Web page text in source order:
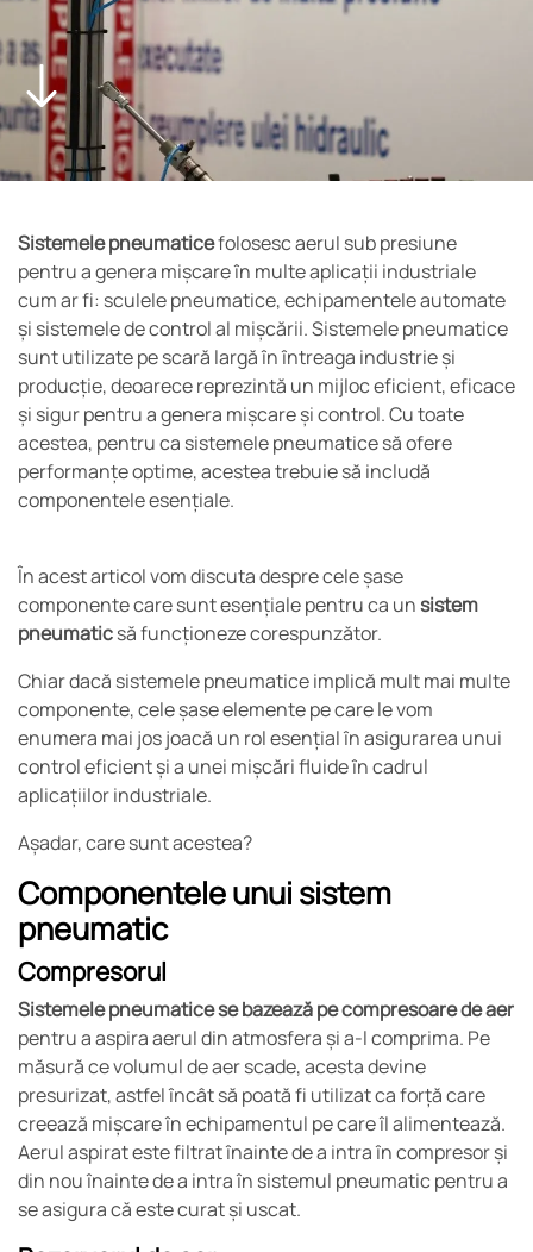
Sistemele pneumaticefolosesc aerul sub presiune
pentru a genera mișcare în multe aplicații industriale
cum ar fi: sculele pneumatice, echipamentele automate
și sistemele de control al mișcării. Sistemele pneumatice
sunt utilizate pe scară largă în întreaga industrie și
producție, deoarece reprezintă un mijloc eficient, eficace
și sigur pentru a genera mișcare și control. Cu toate
acestea, pentru ca sistemele pneumatice să ofere
performanțe optime, acestea trebuie să includă
componentele esențiale.
În acest articol vom discuta despre cele șase
componente care sunt esențiale pentru ca unsistem
pneumaticsă funcționeze corespunzător.
Chiar dacă sistemele pneumatice implică mult mai multe
componente, cele șase elemente pe care le vom
enumera mai jos joacă un rol esențial în asigurarea unui
control eficient și a unei mișcări fluide în cadrul
aplicațiilor industriale.
Așadar, care sunt acestea?
Componentele unui sistem
pneumatic
Compresorul
Sistemele pneumatice se bazează pe compresoare de aer
pentru a aspira aerul din atmosfera și a-l comprima. Pe
măsură ce volumul de aer scade, acesta devine
presurizat, astfel încât să poată fi utilizat ca forță care
creează mișcare în echipamentul pe care îl alimentează.
Aerul aspirat este filtrat înainte de a intra în compresor și
din nou înainte de a intra în sistemul pneumatic pentru a
se asigura că este curat și uscat.